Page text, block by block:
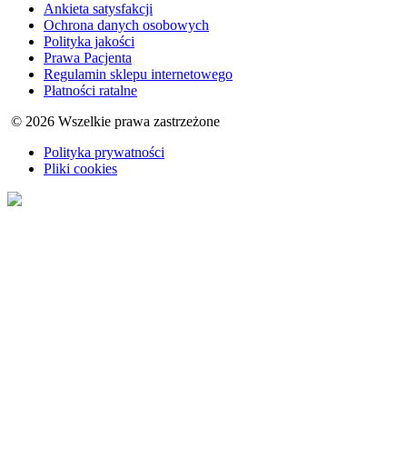
Ankieta satysfakcji
Ochrona danych osobowych
Polityka jakości
Prawa Pacjenta
Regulamin sklepu internetowego
Płatności ratalne
© 2026 Wszelkie prawa zastrzeżone
Polityka prywatności
Pliki cookies